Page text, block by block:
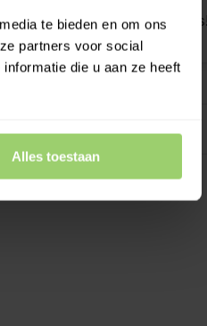
te bieden en om ons
partners voor social
die u aan ze heeft
Alles toestaan
10 jaar tevreden shoppers!